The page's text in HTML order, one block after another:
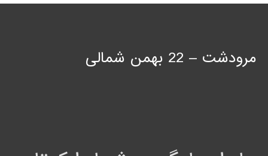
مرودشت – 22 بهمن شمالی